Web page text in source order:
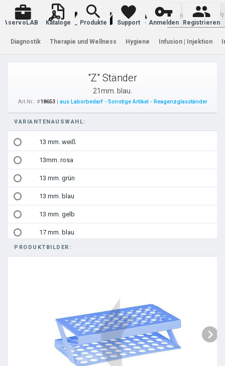
Warenkorb
servoLAB Kataloge Produkte Support Anmelden Registrieren
Diagnostik Therapie und Wellness Hygiene Infusion | Injektion
"Z" Ständer
21mm. blau.
Art.Nr.: #18653| aus Laborbedarf - Sonstige Artikel - Reagenzglasständer
VARIANTENAUSWAHL:
13 mm. weiß
13mm. rosa
13 mm. grün
13 mm. blau
13 mm. gelb
17 mm. blau
17 mm. grün
21mm. gelb.
21mm. blau.
21mm. weiss.
PRODUKTBILDER: